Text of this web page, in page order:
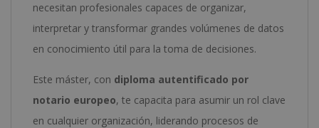
necesitan profesionales capaces de organizar,
interpretar y transformar grandes volúmenes de datos
en conocimiento útil para la toma de decisiones.
Este máster, con diploma autentificado por
notario europeo, te capacita para asumir un rol clave
en cualquier organización, liderando procesos de